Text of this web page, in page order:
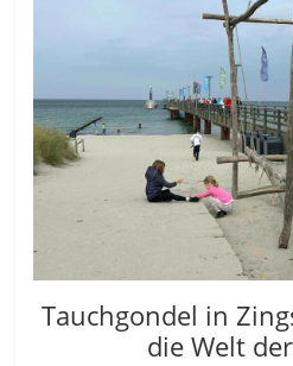
Tauchgondel in
die Welt